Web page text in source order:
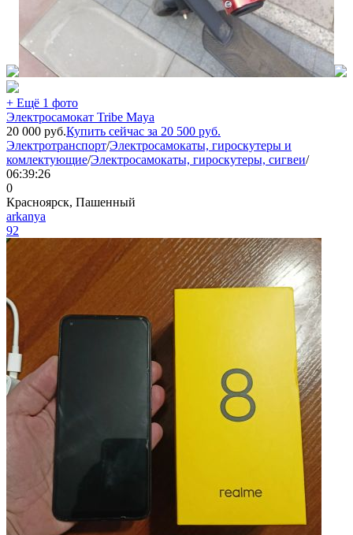
+ Ещё 1 фото
Электросамокат Tribe Maya
20 000 руб.Купить сейчас за 20 500 руб.
Электротранспорт/Электросамокаты, гироскутеры и
комлектующие/Электросамокаты, гироскутеры, сигвеи/
06:39:26
0
Красноярск, Пашенный
arkanya
92